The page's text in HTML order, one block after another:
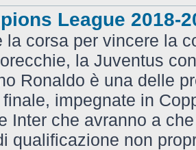
League 2018-
la corsa per vincere la
la Juventus
Ronaldo è una delle
impegnate in
Inter che avranno a
qualificazione non